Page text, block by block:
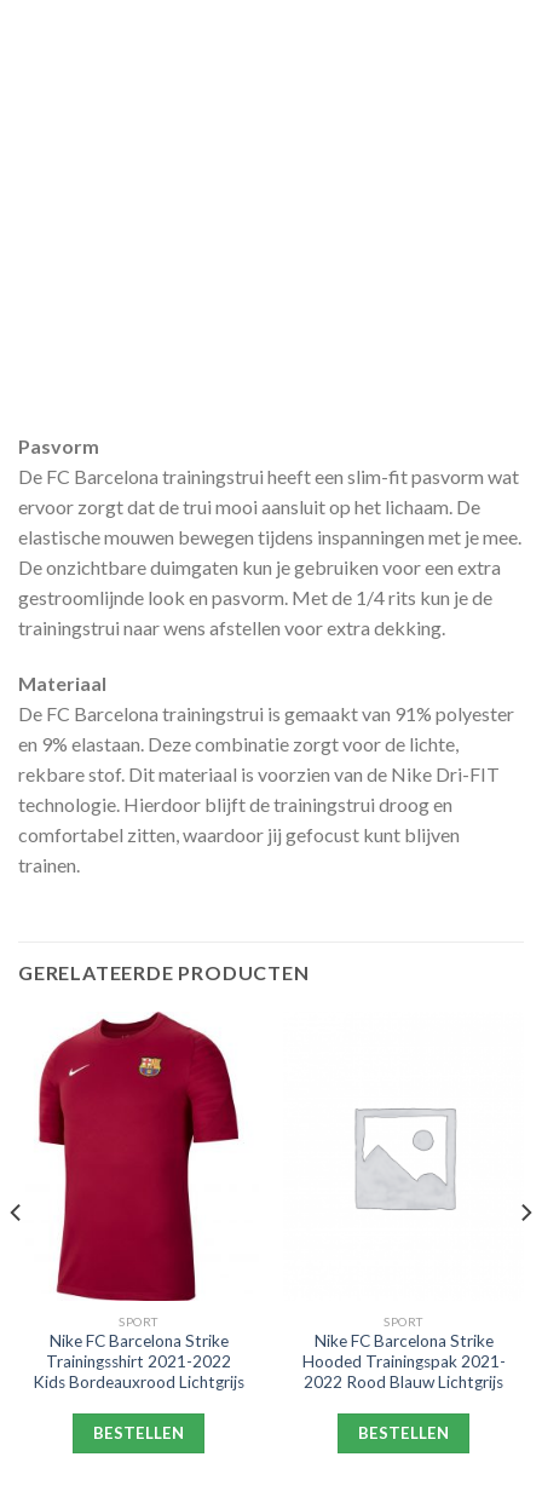
Pasvorm
De FC Barcelona trainingstrui heeft een slim-fit pasvorm wat
ervoor zorgt dat de trui mooi aansluit op het lichaam. De
elastische mouwen bewegen tijdens inspanningen met je mee.
De onzichtbare duimgaten kun je gebruiken voor een extra
gestroomlijnde look en pasvorm. Met de 1/4 rits kun je de
trainingstrui naar wens afstellen voor extra dekking.
Materiaal
De FC Barcelona trainingstrui is gemaakt van 91% polyester
en 9% elastaan. Deze combinatie zorgt voor de lichte,
rekbare stof. Dit materiaal is voorzien van de Nike Dri-FIT
technologie. Hierdoor blijft de trainingstrui droog en
comfortabel zitten, waardoor jij gefocust kunt blijven
trainen.
GERELATEERDE PRODUCTEN
SPORT
Nike FC Barcelona Strike
Trainingsshirt 2021-2022
Kids Bordeauxrood Lichtgrijs
BESTELLEN
SPORT
Nike FC Barcelona Strike
Hooded Trainingspak 2021-
2022 Rood Blauw Lichtgrijs
BESTELLEN